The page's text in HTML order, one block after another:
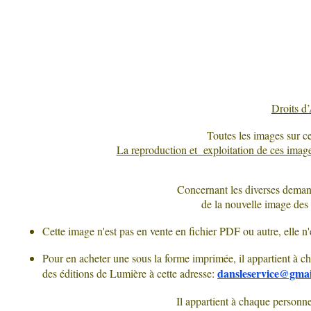
Droits
Toutes les images sur
La reproduction et exploitation de ces
Concernant les diverses
de la nouvelle image
Cette image n'est pas en vente en fichier PDF ou autre, elle
Pour en acheter une sous la forme imprimée, il appartient à
des éditions de Lumière à cette adresse:
Il appartient à chaque